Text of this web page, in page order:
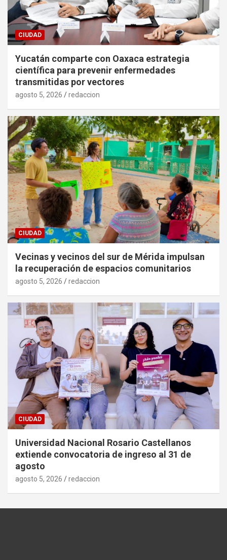
CIUDAD
Yucatán comparte con Oaxaca estrategia
científica para prevenir enfermedades
transmitidas por vectores
agosto 5, 2026 redaccion
CIUDAD
Vecinas y vecinos del sur de Mérida impulsan
la recuperación de espacios comunitarios
agosto 5, 2026 redaccion
CIUDAD
Universidad Nacional Rosario Castellanos
extiende convocatoria de ingreso al 31 de
agosto
agosto 5, 2026 redaccion